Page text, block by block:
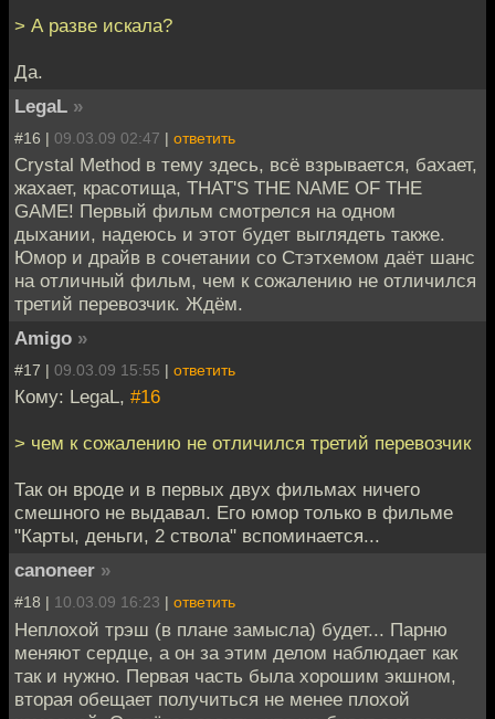
> А разве искала?
Да.
LegaL »
#16 | 09.03.09 02:47 | ответить
Crystal Method в тему здесь, всё взрывается, бахает,
жахает, красотища, THAT'S THE NAME OF THE
GAME! Первый фильм смотрелся на одном
дыхании, надеюсь и этот будет выглядеть также.
Юмор и драйв в сочетании со Стэтхемом даёт шанс
на отличный фильм, чем к сожалению не отличился
третий перевозчик. Ждём.
Amigo »
#17 | 09.03.09 15:55 | ответить
Кому: LegaL, #16
> чем к сожалению не отличился третий перевозчик
Так он вроде и в первых двух фильмах ничего
смешного не выдавал. Его юмор только в фильме
"Карты, деньги, 2 ствола" вспоминается...
canoneer »
#18 | 10.03.09 16:23 | ответить
Неплохой трэш (в плане замысла) будет... Парню
меняют сердце, а он за этим делом наблюдает как
так и нужно. Первая часть была хорошим экшном,
вторая обещает получиться не менее плохой